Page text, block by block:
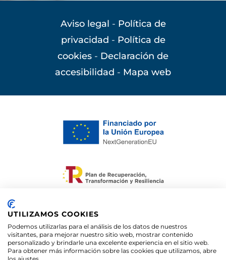
Aviso legal - Política de
privacidad - Política de
cookies - Declaración de
accesibilidad - Mapa web
NextGenerationEU. Sin embargo, los puntos de
vista y las opiniones expresadas son únicamente
los del autor o autores y no reflejan
necesariamente los de la Unión Europea o la
Comisión Europea. Ni la Unión Europea ni la
UTILIZAMOS COOKIES
Podemos utilizarlas para el análisis de los datos de nuestros
visitantes, para mejorar nuestro sitio web, mostrar contenido
personalizado y brindarle una excelente experiencia en el sitio web.
Para obtener más información sobre las cookies que utilizamos, abre